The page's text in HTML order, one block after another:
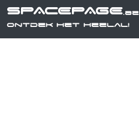
SPACEPAGE.be
Ontdek het heelal!